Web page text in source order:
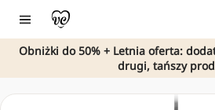
treści
Nawigacja
Obniżki do 50% + Letnia oferta:
drugi, tańszy